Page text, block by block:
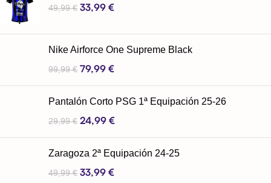
49,99€ 33,99 €
Nike Airforce One Supreme Black
99,99€ 79,99 €
Pantalón Corto PSG 1ª Equipación 25-26
29,99€ 24,99 €
Zaragoza 2ª Equipación 24-25
49,99€ 33,99 €